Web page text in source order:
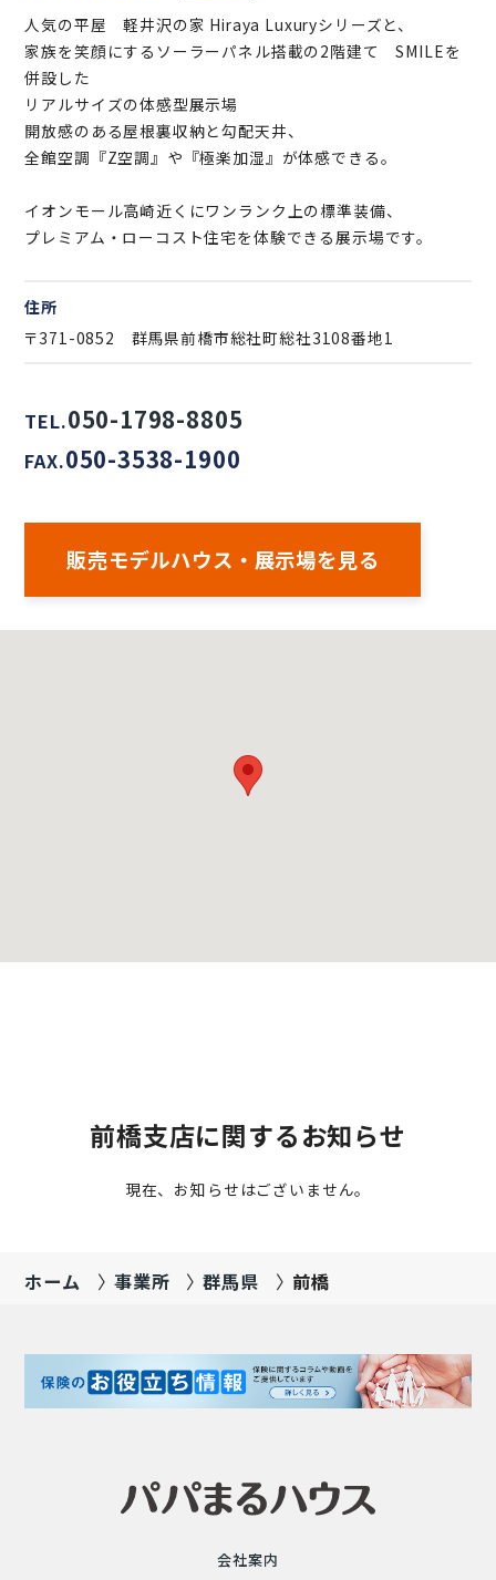
人気の平屋 軽井沢の家 Hiraya Luxuryシリーズと、
家族を笑顔にするソーラーパネル搭載の2階建て SMILEを
併設した
リアルサイズの体感型展示場
開放感のある屋根裏収納と勾配天井、
全館空調『Z空調』や『極楽加湿』が体感できる。
イオンモール高崎近くにワンランク上の標準装備、
プレミアム・ローコスト住宅を体験できる展示場です。
住所
〒371-0852 群馬県前橋市総社町総社3108番地1
TEL.050-1798-8805
FAX.050-3538-1900
販売モデルハウス・展示場を見る
前橋支店に関するお知らせ
現在、お知らせはございません。
ホーム 事業所 群馬県 前橋
会社案内